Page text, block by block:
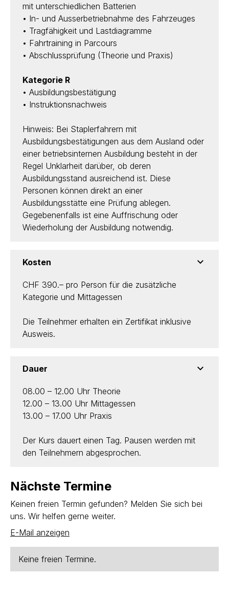
mit unterschiedlichen Batterien
• In- und Ausserbetriebnahme des Fahrzeuges
• Tragfähigkeit und Lastdiagramme
• Fahrtraining in Parcours
• Abschlussprüfung (Theorie und Praxis)
Kategorie R
• Ausbildungsbestätigung
• Instruktionsnachweis
Hinweis: Bei Staplerfahrern mit
Ausbildungsbestätigungen aus dem Ausland oder
einer betriebsinternen Ausbildung besteht in der
Regel Unklarheit darüber, ob deren
Ausbildungsstand ausreichend ist. Diese
Personen können direkt an einer
Ausbildungsstätte eine Prüfung ablegen.
Gegebenenfalls ist eine Auffrischung oder
Wiederholung der Ausbildung notwendig.
Kosten
CHF 390.– pro Person für die zusätzliche
Kategorie und Mittagessen
Die Teilnehmer erhalten ein Zertifikat inklusive
Ausweis.
Dauer
08.00 – 12.00 Uhr Theorie
12.00 – 13.00 Uhr Mittagessen
13.00 – 17.00 Uhr Praxis
Der Kurs dauert einen Tag. Pausen werden mit
den Teilnehmern abgesprochen.
Nächste Termine
Keinen freien Termin gefunden? Melden Sie sich bei
uns. Wir helfen gerne weiter.
E-Mail anzeigen
Keine freien Termine.